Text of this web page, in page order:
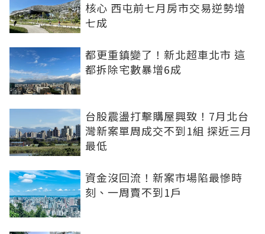
核心 西屯前七月房市交易逆勢增
七成
都更重鎮變了！新北超車北市 這
都拆除宅數暴增6成
台股震盪打擊購屋興致！7月北台
灣新案單周成交不到1組 探近三月
最低
資金沒回流！新案市場陷最慘時
刻、一周賣不到1戶